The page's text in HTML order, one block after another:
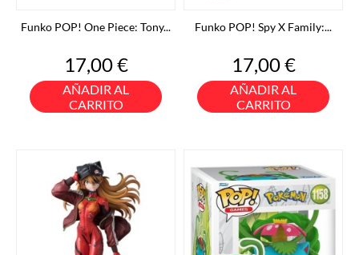
Funko POP! One Piece: Tony...
Precio
17,00 €
AÑADIR AL
CARRITO
Funko POP! Spy X Family:...
Precio
17,00 €
AÑADIR AL
CARRITO